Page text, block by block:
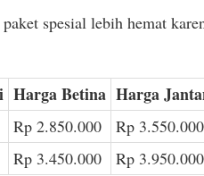
spesial lebih hemat
Harga Betina Harga
Rp 2.850.000
Rp 3.550.000
Rp 3.450.000
Rp 3.950.000